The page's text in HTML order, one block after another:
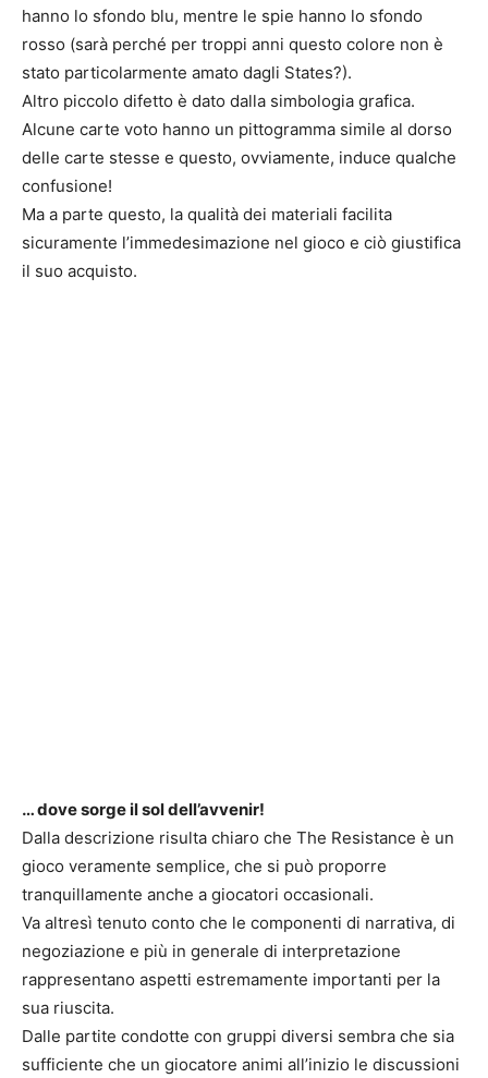
hanno lo sfondo blu, mentre le spie hanno lo sfondo
rosso (sarà perché per troppi anni questo colore non è
stato particolarmente amato dagli States?).
Altro piccolo difetto è dato dalla simbologia grafica.
Alcune carte voto hanno un pittogramma simile al dorso
delle carte stesse e questo, ovviamente, induce qualche
confusione!
Ma a parte questo, la qualità dei materiali facilita
sicuramente l’immedesimazione nel gioco e ciò giustifica
il suo acquisto.
… dove sorge il sol dell’avvenir!
Dalla descrizione risulta chiaro che The Resistance è un
gioco veramente semplice, che si può proporre
tranquillamente anche a giocatori occasionali.
Va altresì tenuto conto che le componenti di narrativa, di
negoziazione e più in generale di interpretazione
rappresentano aspetti estremamente importanti per la
sua riuscita.
Dalle partite condotte con gruppi diversi sembra che sia
sufficiente che un giocatore animi all’inizio le discussioni